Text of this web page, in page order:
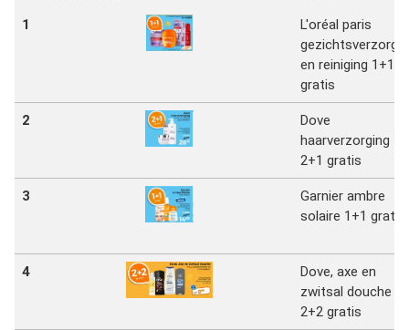
1
L'oréal paris
en reiniging 1+1
gratis
2
Dove
haarverzorging
2+1 gratis
3
Garnier ambre
solaire 1+1 gratis
4
Dove, axe en
zwitsal douche
2+2 gratis